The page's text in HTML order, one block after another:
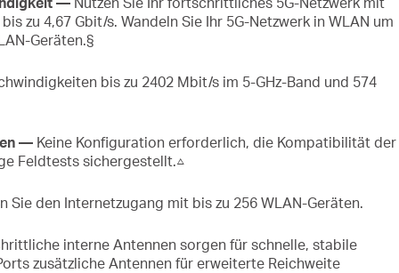
zu 4,67 Gbit/s. Wandeln Sie Ihr 5G-Netzwerk in WLAN um
Geräten.§
bis zu 2402 Mbit/s im 5-GHz-Band und 574
—Keine Konfiguration erforderlich, die Kompatibilität der
Feldtests sichergestellt.△
Sie den Internetzugang mit bis zu 256 WLAN-Geräten.
interne Antennen sorgen für schnelle, stabile
zusätzliche Antennen für erweiterte Reichweite